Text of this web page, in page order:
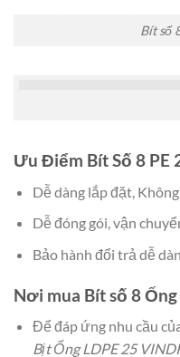
Bít số
Ưu Điểm Bít Số 8 PE
Dễ dàng lắp đặt,
Dễ đóng gói, vận
Bảo hành đổi trả dễ
Nơi mua Bít số 8
Để đáp ứng nhu cầu
Bịt Ống LDPE 25